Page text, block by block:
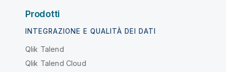
Prodotti
INTEGRAZIONE E QUALITÀ DEI DATI
Qlik Talend
Qlik Talend Cloud